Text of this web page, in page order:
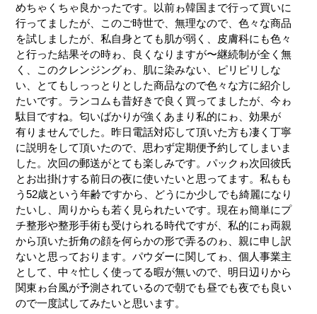
めちゃくちゃ良かったです。以前ゎ韓国まで行って買いに
行ってましたが、このご時世で、無理なので、色々な商品
を試しましたが、私自身とても肌が弱く、皮膚科にも色々
と行った結果その時ゎ、良くなりますが〜継続制が全く無
く、このクレンジングゎ、肌に染みない、ピリピリしな
い、とてもしっっとりとした商品なので色々な方に紹介し
たいです。ランコムも昔好きで良く買ってましたが、今ゎ
駄目ですね。匂いばかりが強くあまり私的にゎ、効果が
有りませんでした。昨日電話対応して頂いた方も凄く丁寧
に説明をして頂いたので、思わず定期便予約してしまいま
した。次回の郵送がとても楽しみです。パックゎ次回彼氏
とお出掛けする前日の夜に使いたいと思ってます。私もも
う52歳という年齢ですから、どうにか少しでも綺麗になり
たいし、周りからも若く見られたいです。現在ゎ簡単にプ
チ整形や整形手術も受けられる時代ですが、私的にゎ両親
から頂いた折角の顔を何らかの形で弄るのゎ、親に申し訳
ないと思っております。パウダーに関してゎ、個人事業主
として、中々忙しく使ってる暇が無いので、明日辺りから
関東ゎ台風が予測されているので朝でも昼でも夜でも良い
ので一度試してみたいと思います。